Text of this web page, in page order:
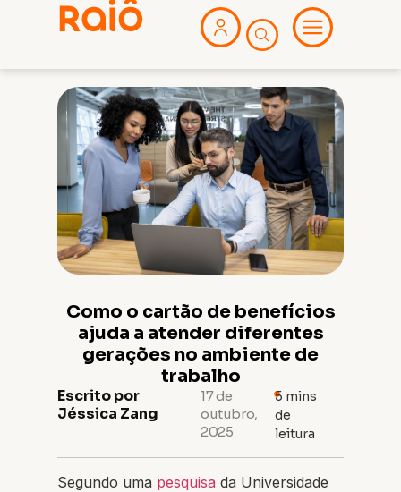
Como o cartão de benefícios
ajuda a atender diferentes
gerações no ambiente de
trabalho
Escrito por
Jéssica Zang
17 de
outubro,
2025
5 mins
de
leitura
Segundo uma pesquisa da Universidade